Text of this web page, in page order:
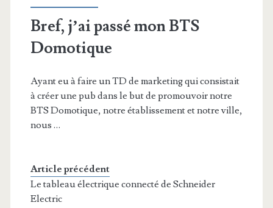
Bref, j’ai passé mon BTS
Domotique
Ayant eu à faire un TD de marketing qui consistait
à créer une pub dans le but de promouvoir notre
BTS Domotique, notre établissement et notre ville,
nous …
Article précédent
Le tableau électrique connecté de Schneider
Electric